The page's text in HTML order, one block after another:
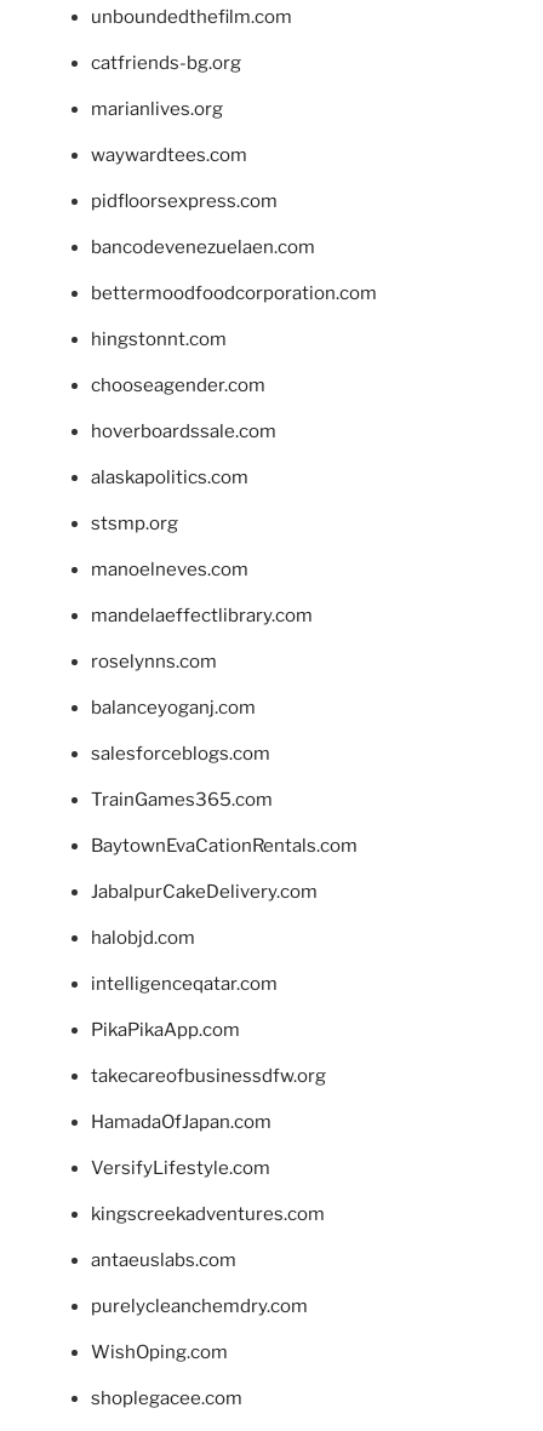
unboundedthefilm.com
catfriends-bg.org
marianlives.org
waywardtees.com
pidfloorsexpress.com
bancodevenezuelaen.com
bettermoodfoodcorporation.com
hingstonnt.com
chooseagender.com
hoverboardssale.com
alaskapolitics.com
stsmp.org
manoelneves.com
mandelaeffectlibrary.com
roselynns.com
balanceyoganj.com
salesforceblogs.com
TrainGames365.com
BaytownEvaCationRentals.com
JabalpurCakeDelivery.com
halobjd.com
intelligenceqatar.com
PikaPikaApp.com
takecareofbusinessdfw.org
HamadaOfJapan.com
VersifyLifestyle.com
kingscreekadventures.com
antaeuslabs.com
purelycleanchemdry.com
WishOping.com
shoplegacee.com